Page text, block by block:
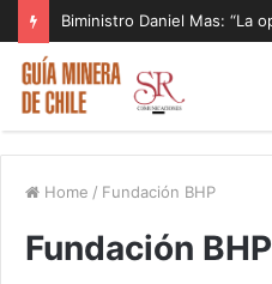
Home / Fundación BHP
Fundación BHP